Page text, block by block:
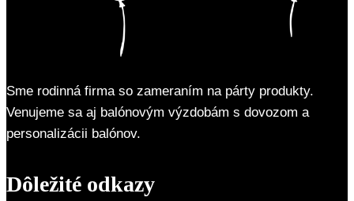
Sme rodinná firma so zameraním na párty produkty.
Venujeme sa aj balónovým výzdobám s dovozom a
personalizácii balónov.
Dôležité odkazy